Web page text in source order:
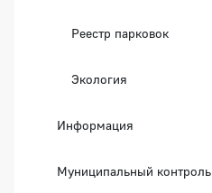
Реестр парковок
Экология
Информация
Муниципальный контроль